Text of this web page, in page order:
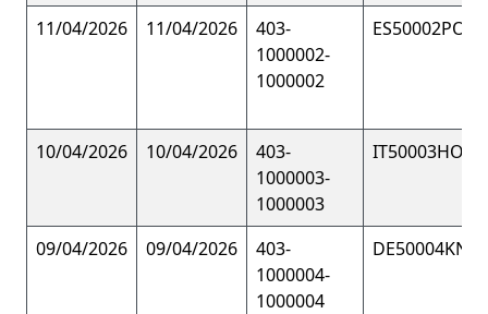
11/04/2026 11/04/2026
403-
1000002-
1000002
ES50002POLO
10/04/2026 10/04/2026
403-
1000003-
1000003
09/04/2026 09/04/2026
403-
1000004-
1000004
DE50004KNIT